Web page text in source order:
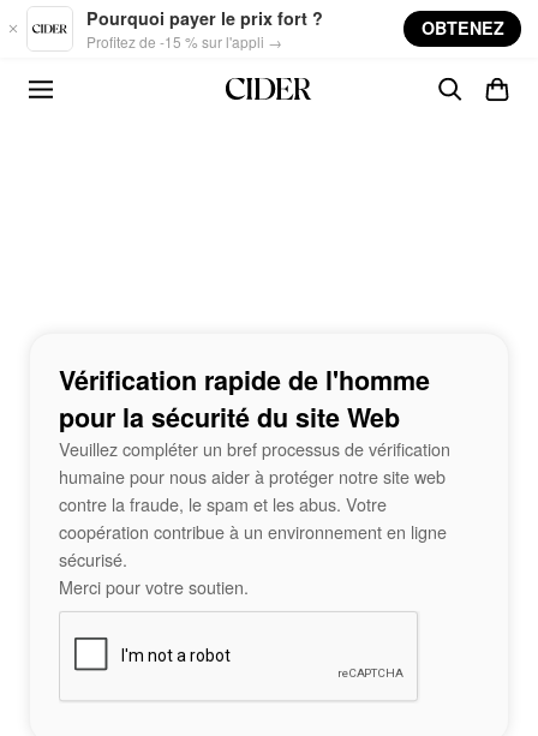
Skip to main content
Pourquoi payer le prix fort ?
Profitez de -15 % sur l'appli →
OBTENEZ
Vérification rapide de l'homme
pour la sécurité du site Web
Veuillez compléter un bref processus de vérification
humaine pour nous aider à protéger notre site web
contre la fraude, le spam et les abus. Votre
coopération contribue à un environnement en ligne
sécurisé.
Merci pour votre soutien.